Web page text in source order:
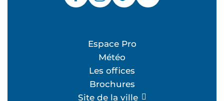
Espace Pro
Météo
Les offices
Brochures
Site de la ville